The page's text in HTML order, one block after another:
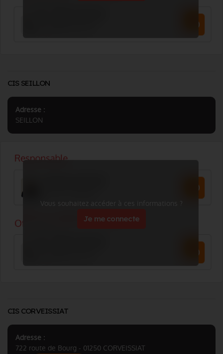
CIS SEILLON
Adresse :
SEILLON
Vous souhaitez accéder à ces informations ?
Je me connecte
CIS CORVEISSIAT
Adresse :
722 route de Bourg - 01250 CORVEISSIAT